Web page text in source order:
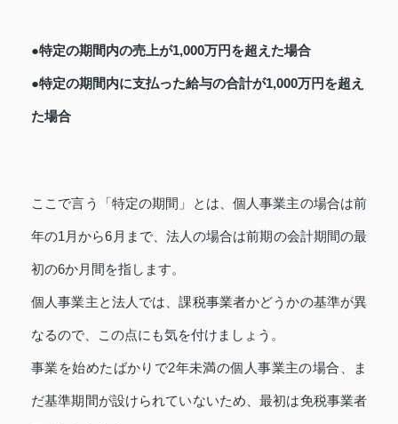
●特定の期間内の売上が1,000万円を超えた場合
●特定の期間内に支払った給与の合計が1,000万円を超え
た場合
ここで言う「特定の期間」とは、個人事業主の場合は前
年の1月から6月まで、法人の場合は前期の会計期間の最
初の6か月間を指します。
個人事業主と法人では、課税事業者かどうかの基準が異
なるので、この点にも気を付けましょう。
事業を始めたばかりで2年未満の個人事業主の場合、ま
だ基準期間が設けられていないため、最初は免税事業者